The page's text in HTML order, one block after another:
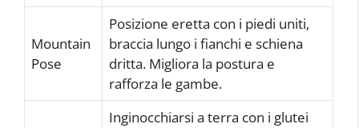
Mountain
Pose
Posizione eretta con i piedi uniti,
braccia lungo i fianchi e schiena
dritta. Migliora la postura e
rafforza le gambe.
Inginocchiarsi a terra con i glutei